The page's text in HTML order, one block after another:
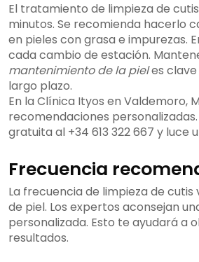
El tratamiento de limpieza de
minutos. Se recomienda hacerlo
en pieles con grasa e impurezas.
cada cambio de estación.
mantenimiento de la pieles clave
largo plazo.
En la Clínica Ityos en Valdemoro,
recomendaciones
gratuita al +34 613 322 667 y luce
Frecuencia
La frecuencia de limpieza de
de piel. Los expertos aconsejan
personalizada. Esto te ayudará a
resultados.